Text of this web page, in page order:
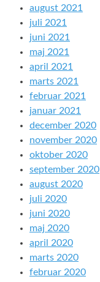
august 2021
juli 2021
juni 2021
maj 2021
april 2021
marts 2021
februar 2021
januar 2021
december 2020
november 2020
oktober 2020
september 2020
august 2020
juli 2020
juni 2020
maj 2020
april 2020
marts 2020
februar 2020